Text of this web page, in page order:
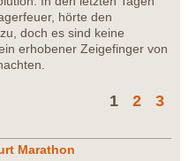
hörte den
doch es sind keine
erhobener Zeigefinger von
1 2 3
Marathon